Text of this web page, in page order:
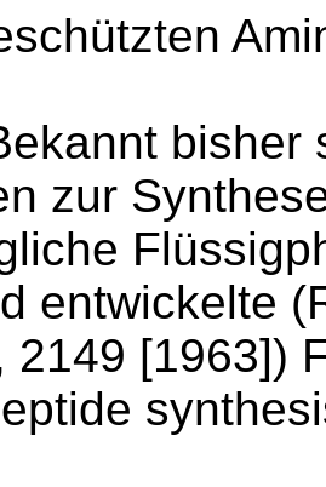
bisher
zur
entwickelte
2149 [1963])